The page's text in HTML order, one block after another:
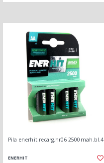
Pila enerhit recarg.hr06 2500mah.bl.4
ENERHIT